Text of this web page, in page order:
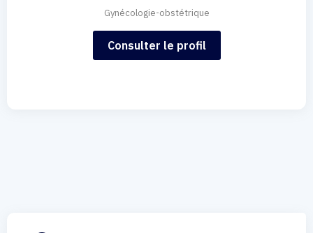
Gynécologie-obstétrique
Consulter le profil